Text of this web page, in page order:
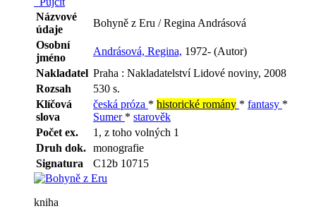
Názvové
údaje
Bohyně z Eru / Regina Andrásová
Osobní
jméno
Andrásová, Regina, 1972- (Autor)
Nakladatel Praha : Nakladatelství Lidové noviny, 2008
Rozsah
530 s.
Klíčová
slova
česká próza * historické romány * fantasy *
Sumer * starověk
Počet ex.
1, z toho volných 1
Druh dok. monografie
Signatura
C12b 10715
kniha